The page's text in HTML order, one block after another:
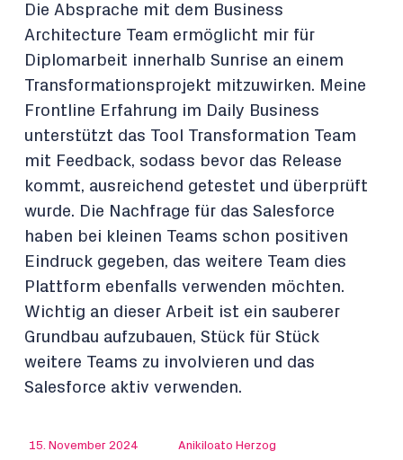
Die Absprache mit dem Business
Architecture Team ermöglicht mir für
Diplomarbeit innerhalb Sunrise an einem
Transformationsprojekt mitzuwirken. Meine
Frontline Erfahrung im Daily Business
unterstützt das Tool Transformation Team
mit Feedback, sodass bevor das Release
kommt, ausreichend getestet und überprüft
wurde. Die Nachfrage für das Salesforce
haben bei kleinen Teams schon positiven
Eindruck gegeben, das weitere Team dies
Plattform ebenfalls verwenden möchten.
Wichtig an dieser Arbeit ist ein sauberer
Grundbau aufzubauen, Stück für Stück
weitere Teams zu involvieren und das
Salesforce aktiv verwenden.
15. November 2024 Anikiloato Herzog